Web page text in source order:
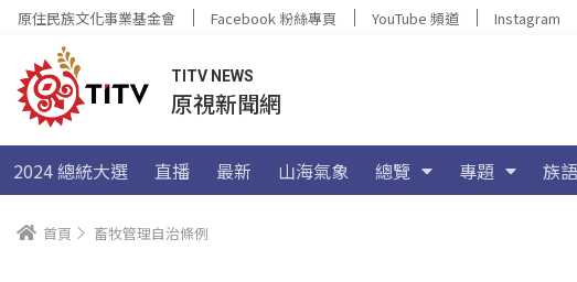
原住民族文化事業基金會 Facebook 粉絲專頁 YouTube 頻道 Instagram
TITV NEWS
原視新聞網
2024 總統大選 直播 最新 山海氣象 總覽 專題 族
首頁 畜牧管理自治條例